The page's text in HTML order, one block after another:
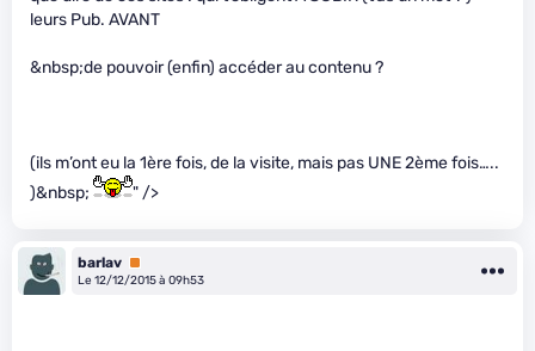
leurs Pub. AVANT
&nbsp;de pouvoir (enfin) accéder au contenu ?
(ils m’ont eu la 1ère fois, de la visite, mais pas UNE 2ème fois…..
)&nbsp;
" />
barlav Premium
Le 12/12/2015 à 09h53